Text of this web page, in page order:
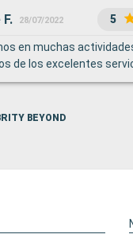
28/07/2022 5
en muchas
de los excelentes
BEYOND